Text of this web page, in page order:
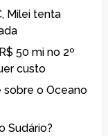
Milei tenta
50 mi no 2º
custo
o Oceano
Sudário?